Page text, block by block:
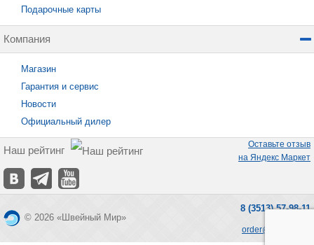
Подарочные карты
Компания
Магазин
Гарантия и сервис
Новости
Официальный дилер
Наш рейтинг
Оставьте отзыв
на Яндекс Маркет
© 2026 «Швейный Мир»
8 (3513) 57-98-11
order@seworld.ru